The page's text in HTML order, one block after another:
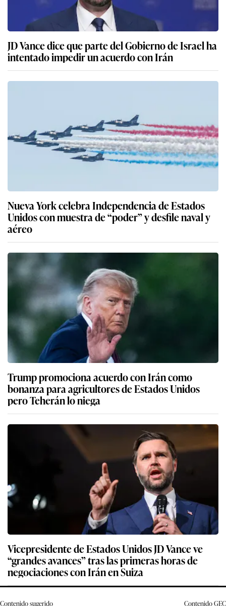
JD Vance dice que parte del Gobierno de Israel ha
intentado impedir un acuerdo con Irán
Nueva York celebra Independencia de Estados
Unidos con muestra de “poder” y desfile naval y
aéreo
Trump promociona acuerdo con Irán como
bonanza para agricultores de Estados Unidos
pero Teherán lo niega
Vicepresidente de Estados Unidos JD Vance ve
“grandes avances” tras las primeras horas de
negociaciones con Irán en Suiza
Contenido sugerido ContenidoGEC